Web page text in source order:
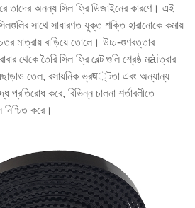
তাদের অনন্য সিল ফ্রি ডিজাইনের কারণে। এই
সাথে সাধারণত যুক্ত শক্তি হারানোকে কমায়
মাত্রায় বাড়িয়ে তোলে। উচ্চ-গুণবত্তার
থেকে তৈরি সিল ফ্রি বেল্ট গুলি শ্রেষ্ঠ মàiত্রার
তেল, রসায়নিক ভ্রष্টতা এবং অন্যান্য
প্রতিরোধ করে, বিভিন্ন চালনা শর্তাবলীতে
নিশ্চিত করে।